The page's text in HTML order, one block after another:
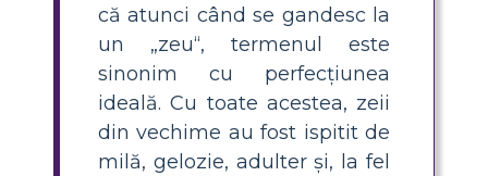
că atunci când se gandesc la
un „zeu“, termenul este
sinonim cu perfecțiunea
ideală. Cu toate acestea, zeii
din vechime au fost ispitit de
milă, gelozie, adulter și, la fel